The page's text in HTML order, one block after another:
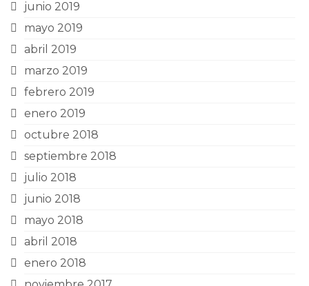
junio 2019
mayo 2019
abril 2019
marzo 2019
febrero 2019
enero 2019
octubre 2018
septiembre 2018
julio 2018
junio 2018
mayo 2018
abril 2018
enero 2018